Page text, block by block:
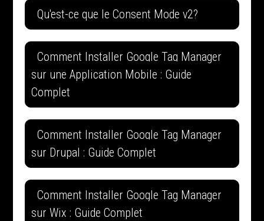
Qu'est-ce que le Consent Mode v2?
Comment Installer Google Tag Manager
sur une Application Mobile : Guide
Complet
Comment Installer Google Tag Manager
sur Drupal : Guide Complet
Comment Installer Google Tag Manager
sur Wix : Guide Complet